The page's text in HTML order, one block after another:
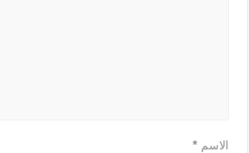
الاسم*